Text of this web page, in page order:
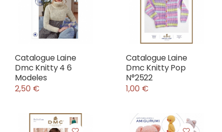
Catalogue Laine
Dmc Knitty 4 6
Modeles
2,50 €
Catalogue Laine
Dmc Knitty Pop
N°2522
1,00 €